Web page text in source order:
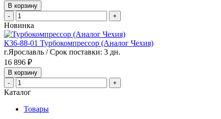
В корзину
-
+
Новинка
К36-88-01 Турбокомпрессор (Аналог Чехия)
г.Ярославль / Срок поставки: 3 дн.
16 896 ₽
В корзину
-
+
Каталог
Товары